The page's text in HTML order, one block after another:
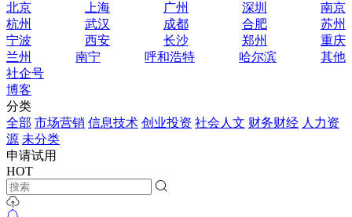
北京
上海 广州 深圳
南京
杭州
武汉 成都 合肥
苏州
宁波
西安 长沙 郑州
重庆
兰州
南宁 呼和浩特 哈尔滨
其他
社企号
博客
分类
全部 市场营销 信息技术 创业投资 社会人文 财务财经 人力资
源 未分类
申请试用
HOT